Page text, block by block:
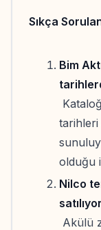
Sıkça
Bim
tarihleri
olduğu
Nilco
Akülü